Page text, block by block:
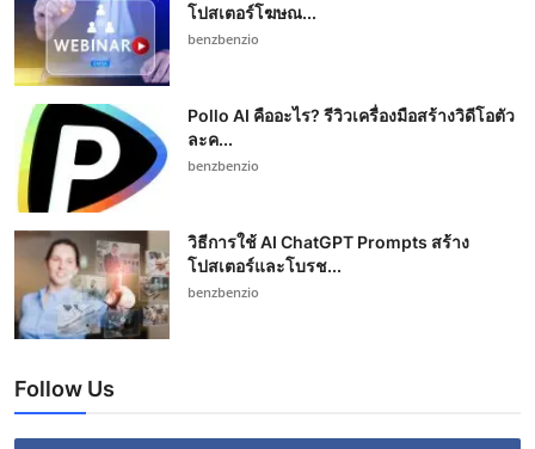
โปสเตอร์โฆษณ...
benzbenzio
Pollo AI คืออะไร? รีวิวเครื่องมือสร้างวิดีโอตัว
ละค...
benzbenzio
วิธีการใช้ AI ChatGPT Prompts สร้าง
โปสเตอร์และโบรช...
benzbenzio
Follow Us